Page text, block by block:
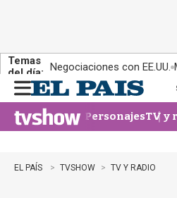
Temas
del día: Negociaciones con EE.UU.
n
u
PersonajesTV y
EL PAÍS TVSHOW TV Y RADIO